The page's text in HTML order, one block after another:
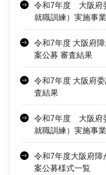
令和7年度 大阪府
就職訓練）実施事
令和7年度 大阪府
案公募 審査結果
令和7年度 大阪府
査結果
令和7年度 大阪府
就職訓練）実施事
令和7年度大阪府障
案公募様式一覧